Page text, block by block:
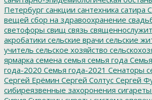
Петербург санкции сантехника сатира
вещей сбор на здравоохранение
светофоры свищ связь
акробатики сельские врачи сельские
учитель сельское хозяйство
ярмарка семена семья семья года
года-2020 Семья года-2021 Сенаторы
Сергей Ерёмин Сергей Солтус Сергей
сибиреязвенные захоронения сигареты